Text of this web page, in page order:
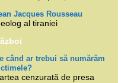
Jacques Rousseau
al tiraniei
când ar trebui să numărăm
cenzurată de presa